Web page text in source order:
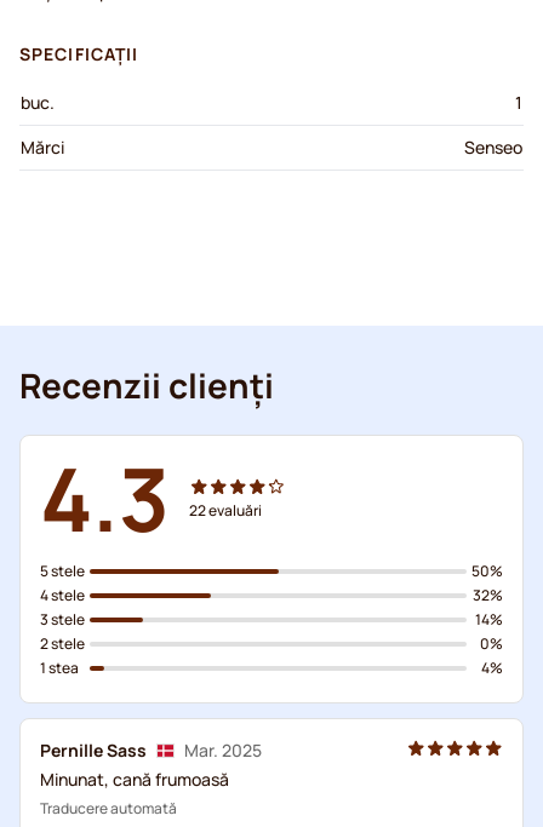
SPECIFICAȚII
buc.
1
Mărci
Senseo
Recenzii clienți
4.3 22evaluări
5 stele
4 stele
3 stele
2 stele
1 stea
50%
32%
14%
0%
4%
Pernille Sass
Mar. 2025
Minunat, cană frumoasă
Traducere automată